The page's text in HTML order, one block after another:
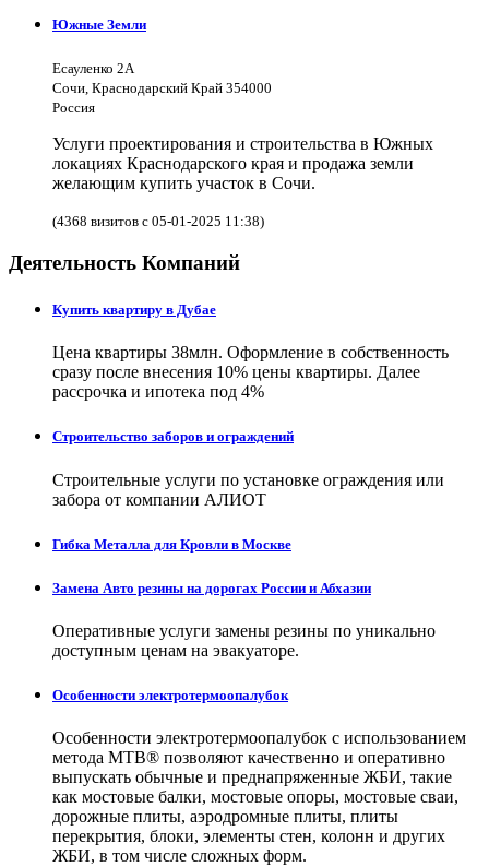
Южные Земли
Есауленко 2А
Сочи, Краснодарский Край 354000
Россия
Услуги проектирования и строительства в Южных
локациях Краснодарского края и продажа земли
желающим купить участок в Сочи.
(4368 визитов с 05-01-2025 11:38)
Деятельность Компаний
Купить квартиру в Дубае
Цена квартиры 38млн. Оформление в собственность
сразу после внесения 10% цены квартиры. Далее
рассрочка и ипотека под 4%
Строительство заборов и ограждений
Строительные услуги по установке ограждения или
забора от компании АЛИОТ
Гибка Металла для Кровли в Москве
Замена Авто резины на дорогах России и Абхазии
Оперативные услуги замены резины по уникально
доступным ценам на эвакуаторе.
Особенности электротермоопалубок
Особенности электротермоопалубок с использованием
метода МТВ® позволяют качественно и оперативно
выпускать обычные и преднапряженные ЖБИ, такие
как мостовые балки, мостовые опоры, мостовые сваи,
дорожные плиты, аэродромные плиты, плиты
перекрытия, блоки, элементы стен, колонн и других
ЖБИ, в том числе сложных форм.